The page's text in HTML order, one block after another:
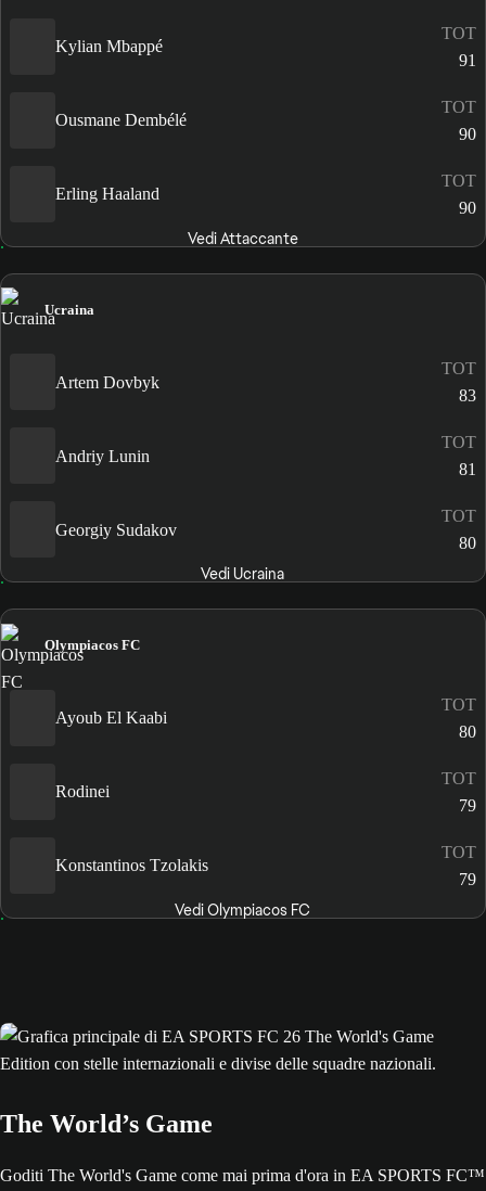
Kylian Mbappé
TOT
91
Ousmane Dembélé
TOT
90
Erling Haaland
TOT
90
Vedi Attaccante
Ucraina
Artem Dovbyk
TOT
83
Andriy Lunin
TOT
81
Georgiy Sudakov
TOT
80
Vedi Ucraina
Olympiacos FC
Ayoub El Kaabi
TOT
80
Rodinei
TOT
79
Konstantinos Tzolakis
TOT
79
Vedi Olympiacos FC
The World’s Game
Goditi The World's Game come mai prima d'ora in EA SPORTS FC™